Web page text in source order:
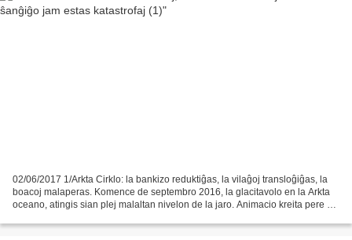
02/06/2017 1/Arkta Cirklo: la bankizo reduktiĝas, la vilaĝoj transloĝiĝas, la
boacoj malaperas. Komence de septembro 2016, la glacitavolo en la Arkta
oceano, atingis sian plej malaltan nivelon de la jaro. Animacio kreita pere de